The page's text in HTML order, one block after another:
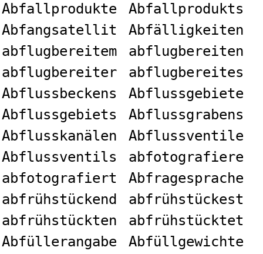
Abfallprodukte
Abfallprodukts
Abfangsatellit
Abfälligkeiten
abflugbereitem
abflugbereiten
abflugbereiter
abflugbereites
Abflussbeckens
Abflussgebiete
Abflussgebiets
Abflussgrabens
Abflusskanälen
Abflussventile
Abflussventils
abfotografiere
abfotografiert
Abfragesprache
abfrühstückend
abfrühstückest
abfrühstückten
abfrühstücktet
Abfüllerangabe
Abfüllgewichte